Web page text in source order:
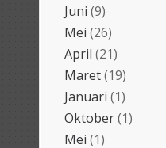
Juni (9)
Mei (26)
April (21)
Maret(19)
Januari (1)
Oktober(1)
Mei (1)